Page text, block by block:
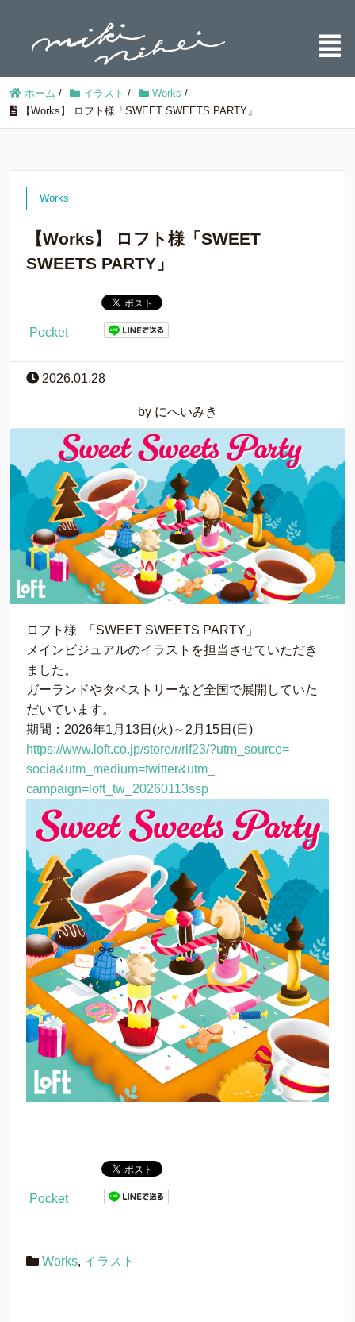
ホーム / イラスト / Works /
【Works】 ロフト様「SWEET SWEETS PARTY」
Works
【Works】 ロフト様「SWEET
SWEETS PARTY」
Pocket
2026.01.28
by にへいみき
ロフト様 「SWEET SWEETS PARTY」
メインビジュアルのイラストを担当させていただき
ました。
ガーランドやタペストリーなど全国で展開していた
だいています。
期間：2026年1月13日(火)～2月15日(日)
https://www.loft.co.jp/store/r/rlf23/?utm_source=
socia&utm_medium=twitter&utm_
campaign=loft_tw_20260113ssp
Pocket
Works, イラスト